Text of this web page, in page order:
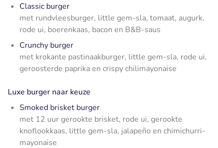
Classic burger
met rundvleesburger, little gem-sla, tomaat, augurk,
rode ui, boerenkaas, bacon en B&B-saus
Crunchy burger
met krokante pastinaakburger, little gem-sla, rode ui,
geroosterde paprika en crispy chilimayonaise
Luxe burger naar keuze
Smoked brisket burger
met 12 uur gerookte brisket, rode ui, gerookte
knoflookkaas, little gem-sla, jalapeño en chimichurri-
mayonaise